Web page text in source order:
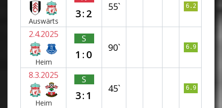
Auswärts
3:2
55` 6.2
2.4.2025
Heim
S
1:0
90` 6.9
8.3.2025
Heim
S
3:1
45` 6.9